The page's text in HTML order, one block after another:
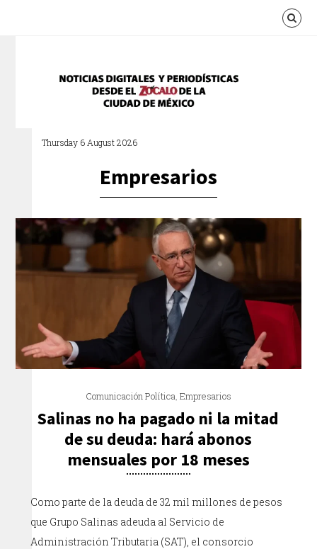
Thursday 6 August 2026
Empresarios
Comunicación Política Empresarios
Salinas no ha pagado ni la mitad
de su deuda: hará abonos
mensuales por 18 meses
Como parte de la deuda de 32 mil millones de pesos
que Grupo Salinas adeuda al Servicio de
Administración Tributaria (SAT), el consorcio